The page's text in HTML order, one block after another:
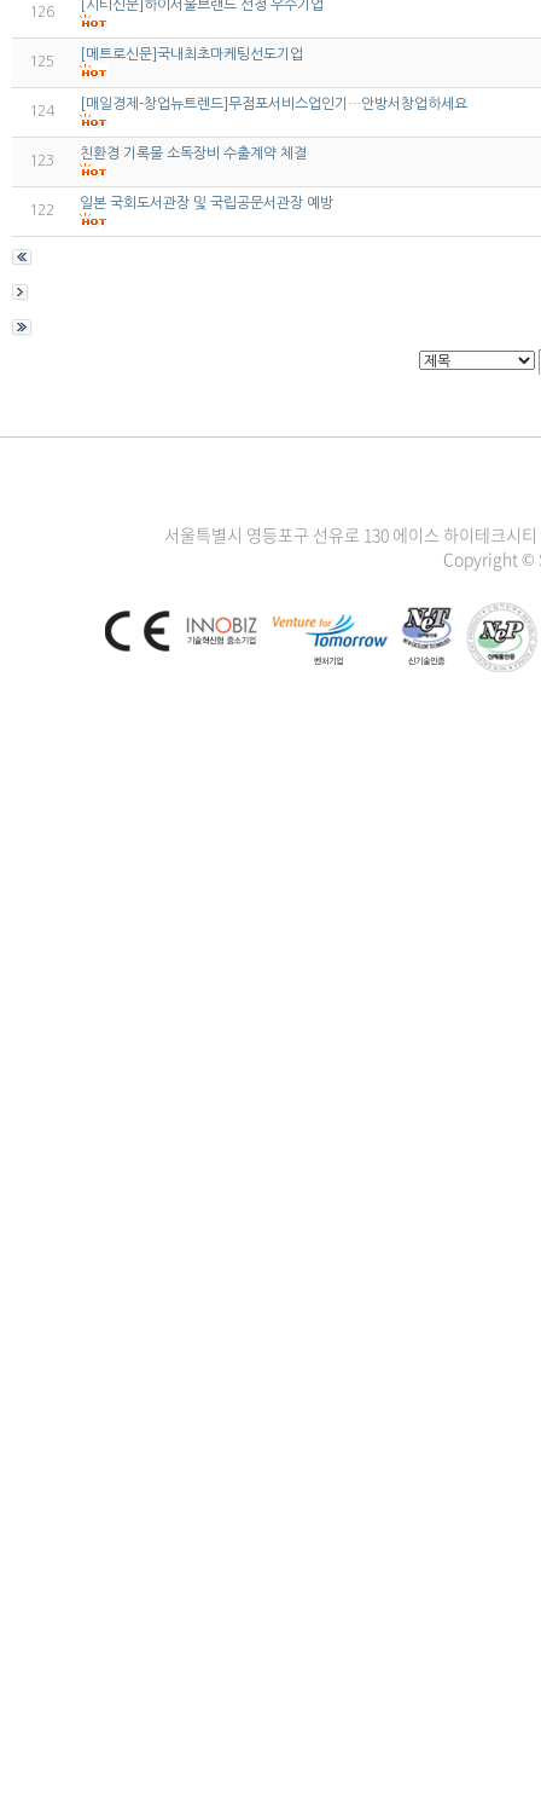
126 [시티신문]하이서울브랜드 선정 우수기업
125 [메트로신문]국내최초마케팅선도기업
124 [매일경제-창업뉴트렌드]무점포서비스업인기…안방서창업하세요
123 친환경 기록물 소독장비 수출계약 체결
122 일본 국회도서관장 및 국립공문서관장 예방
서울특별시 영등포구 선유로 130 에이스 하이테크시
Copyright ©